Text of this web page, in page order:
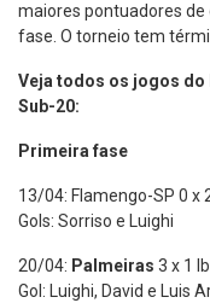
maiores pontuadores
fase. O torneio tem
Veja todos os jogos do
Sub-20:
Primeira fase
13/04: Flamengo-SP 0 x
Gols: Sorriso e Luighi
20/04: Palmeiras 3 x 1
Gol: Luighi, David e Luis